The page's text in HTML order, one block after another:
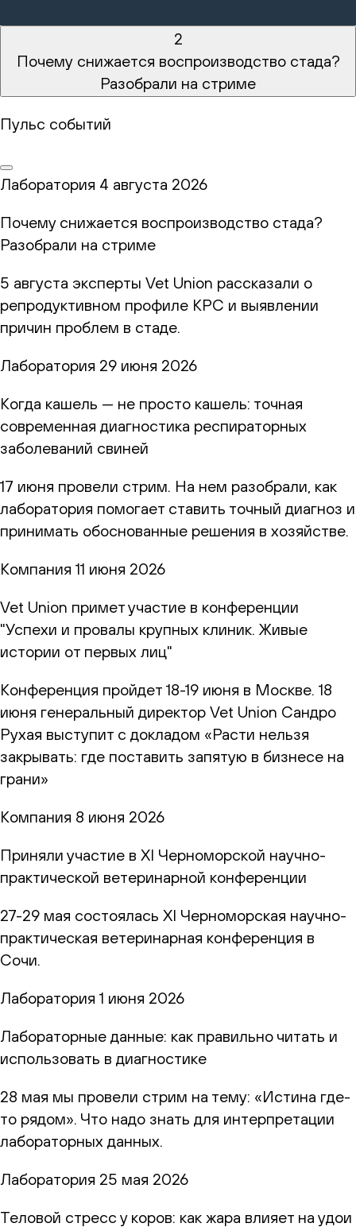
2
Почему снижается воспроизводство стада?
Разобрали на стриме
Пульс событий
Лаборатория 4 августа 2026
Почему снижается воспроизводство стада?
Разобрали на стриме
5 августа эксперты Vet Union рассказали о
репродуктивном профиле КРС и выявлении
причин проблем в стаде.
Лаборатория 29 июня 2026
Когда кашель — не просто кашель: точная
современная диагностика респираторных
заболеваний свиней
17 июня провели стрим. На нем разобрали, как
лаборатория помогает ставить точный диагноз и
принимать обоснованные решения в хозяйстве.
Компания 11 июня 2026
Vet Union примет участие в конференции
"Успехи и провалы крупных клиник. Живые
истории от первых лиц"
Конференция пройдет 18-19 июня в Москве. 18
июня генеральный директор Vet Union Сандро
Рухая выступит с докладом «Расти нельзя
закрывать: где поставить запятую в бизнесе на
грани»
Компания 8 июня 2026
Приняли участие в XI Черноморской научно-
практической ветеринарной конференции
27-29 мая состоялась XI Черноморская научно-
практическая ветеринарная конференция в
Сочи.
Лаборатория 1 июня 2026
Лабораторные данные: как правильно читать и
использовать в диагностике
28 мая мы провели стрим на тему: «Истина где-
то рядом». Что надо знать для интерпретации
лабораторных данных.
Лаборатория 25 мая 2026
Теловой стресс у коров: как жара влияет на удои